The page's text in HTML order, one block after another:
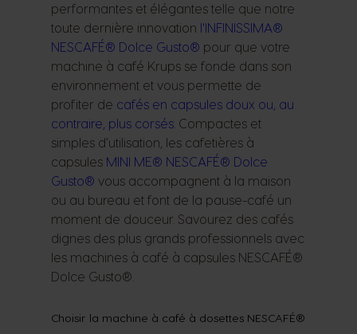
performantes et élégantes telle que notre
toute dernière innovation l'INFINISSIMA®
NESCAFÉ® Dolce Gusto® pour que votre
machine à café Krups se fonde dans son
environnement et vous permette de
profiter de cafés en capsules doux ou, au
contraire, plus corsés . Compactes et
simples d’utilisation, les cafetières à
capsules MINI ME® NESCAFÉ® Dolce
Gusto® vous accompagnent à la maison
ou au bureau et font de la pause-café un
moment de douceur. Savourez des cafés
dignes des plus grands professionnels avec
les machines à café à capsules NESCAFÉ®
Dolce Gusto®.
Choisir la machine à café à dosettes NESCAFÉ®